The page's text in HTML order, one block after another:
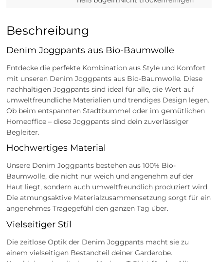
Beschreibung
Denim Joggpants aus Bio-Baumwolle
Entdecke die perfekte Kombination aus Style und Komfort
mit unseren Denim Joggpants aus Bio-Baumwolle. Diese
nachhaltigen Joggpants sind ideal für alle, die Wert auf
umweltfreundliche Materialien und trendiges Design legen.
Ob beim entspannten Stadtbummel oder im gemütlichen
Homeoffice – diese Joggpants sind dein zuverlässiger
Begleiter.
Hochwertiges Material
Unsere Denim Joggpants bestehen aus 100% Bio-
Baumwolle, die nicht nur weich und angenehm auf der
Haut liegt, sondern auch umweltfreundlich produziert wird.
Die atmungsaktive Materialzusammensetzung sorgt für ein
angenehmes Tragegefühl den ganzen Tag über.
Vielseitiger Stil
Die zeitlose Optik der Denim Joggpants macht sie zu
einem vielseitigen Bestandteil deiner Garderobe.